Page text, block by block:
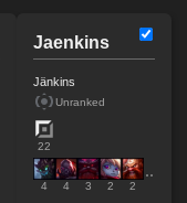
Jaenkins
Jänkins
Unranked
22
4 4 3 2 2